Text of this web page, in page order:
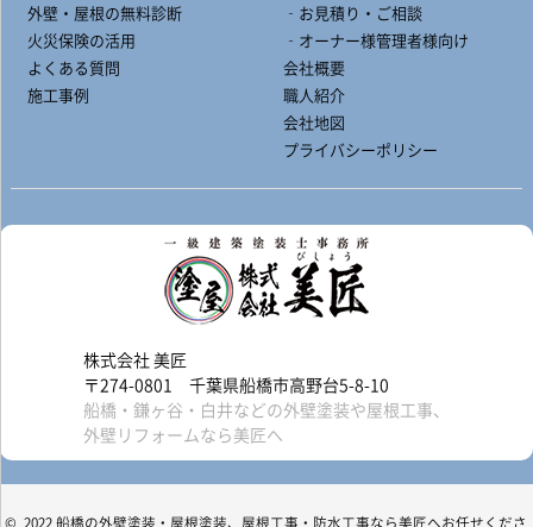
外壁・屋根の無料診断
火災保険の活用
よくある質問
施工事例
‐お見積り・ご相談
‐オーナー様管理者様向け
会社概要
職人紹介
会社地図
プライバシーポリシー
株式会社 美匠
〒274-0801 千葉県船橋市高野台5-8-10
船橋・鎌ヶ谷・白井などの外壁塗装や屋根工事、
外壁リフォームなら美匠へ
© 2022 船橋の外壁塗装・屋根塗装、屋根工事・防水工事なら美匠へお任せくださ